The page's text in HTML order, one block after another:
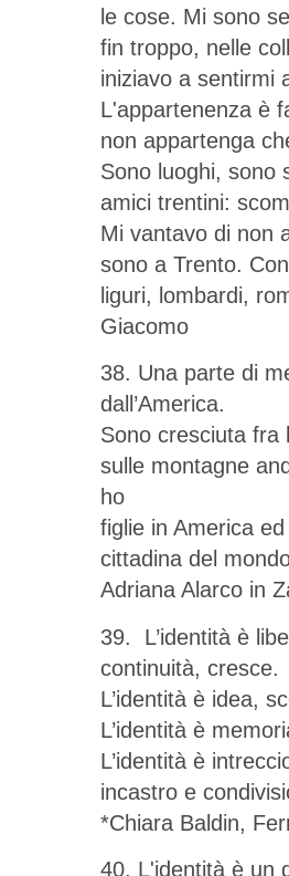
le cose. Mi sono
fin troppo, nelle
iniziavo a sentirmi
L'appartenenza è
non appartenga
Sono luoghi, sono
amici trentini:
Mi vantavo di non
sono a Trento.
liguri, lombardi,
Giacomo
38. Una parte di
dall’America.
Sono cresciuta fra
sulle montagne
ho
figlie in America
cittadina del
Adriana Alarco in
39. L’identità è
continuità, cresce.
L’identità è idea,
L’identità è
L’identità è
incastro e
*Chiara Baldin,
40. L'identità è un